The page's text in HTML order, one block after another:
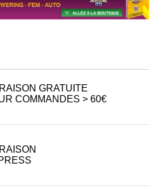
GRATUITE
COMMANDES > 60€